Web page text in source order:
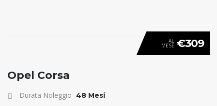
ANTICIPO 0
AL
MESE €309
Opel Corsa
Durata Noleggio 48 Mesi